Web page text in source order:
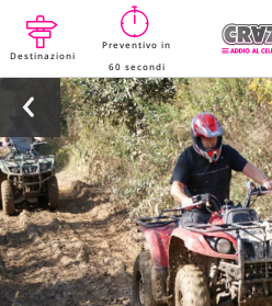
Destinazioni
Preventivo in
60 secondi